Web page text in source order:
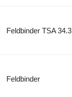
Feldbinder TSA 34.3
Feldbinder